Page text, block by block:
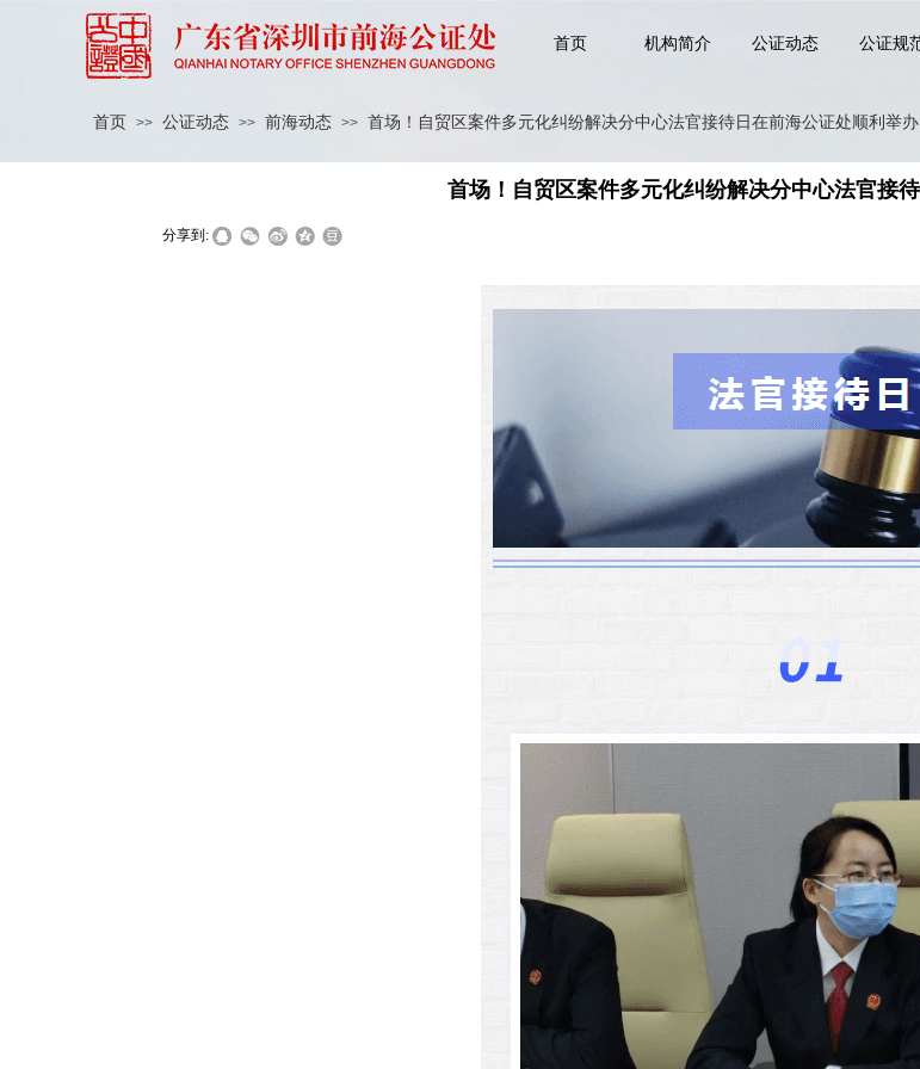
首页 机构简介 公证动态 公证规
首页 >> 公证动态 >> 前海动态 >> 首场！自贸区案件多元化纠纷解决分中心法官接待日在前海公证处顺利举办
首场！自贸区案件多元化纠纷解决分中心法官接
分享到: